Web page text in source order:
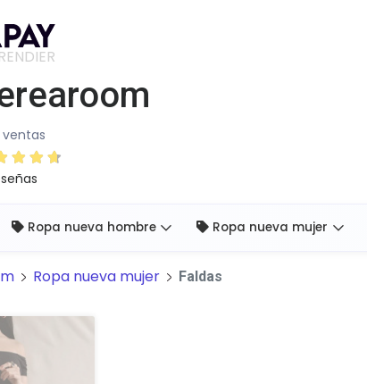
Ropa nueva hombre Ropa nueva mujer
Ropa nueva mujer Faldas